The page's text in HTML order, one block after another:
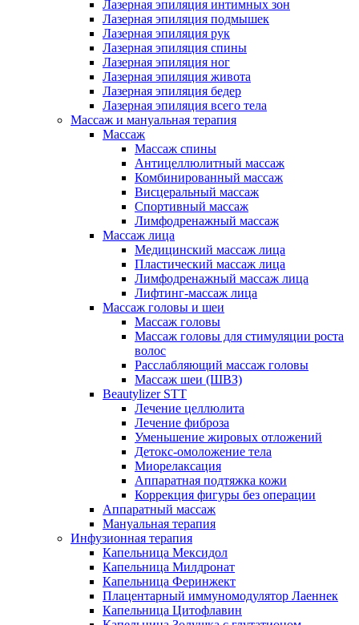
Лазерная эпиляция интимных зон
Лазерная эпиляция подмышек
Лазерная эпиляция рук
Лазерная эпиляция спины
Лазерная эпиляция ног
Лазерная эпиляция живота
Лазерная эпиляция бедер
Лазерная эпиляция всего тела
Массаж и мануальная терапия
Массаж
Массаж спины
Антицеллюлитный массаж
Комбинированный массаж
Висцеральный массаж
Спортивный массаж
Лимфодренажный массаж
Массаж лица
Медицинский массаж лица
Пластический массаж лица
Лимфодренажный массаж лица
Лифтинг-массаж лица
Массаж головы и шеи
Массаж головы
Массаж головы для стимуляции роста
волос
Расслабляющий массаж головы
Массаж шеи (ШВЗ)
Beautylizer STT
Лечение целлюлита
Лечение фиброза
Уменьшение жировых отложений
Детокс-омоложение тела
Миорелаксация
Аппаратная подтяжка кожи
Коррекция фигуры без операции
Аппаратный массаж
Мануальная терапия
Инфузионная терапия
Капельница Мексидол
Капельница Милдронат
Капельница Феринжект
Плацентарный иммуномодулятор Лаеннек
Капельница Цитофлавин